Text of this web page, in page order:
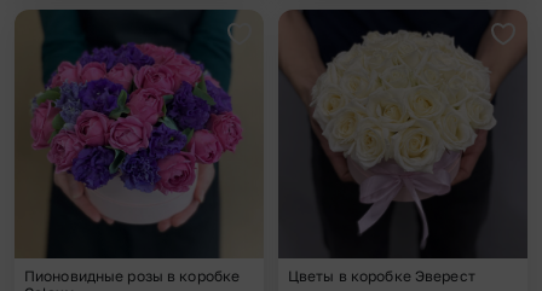
Добавить в избранное
Пионовидные розы в коробке
Цветы в коробке Эверест